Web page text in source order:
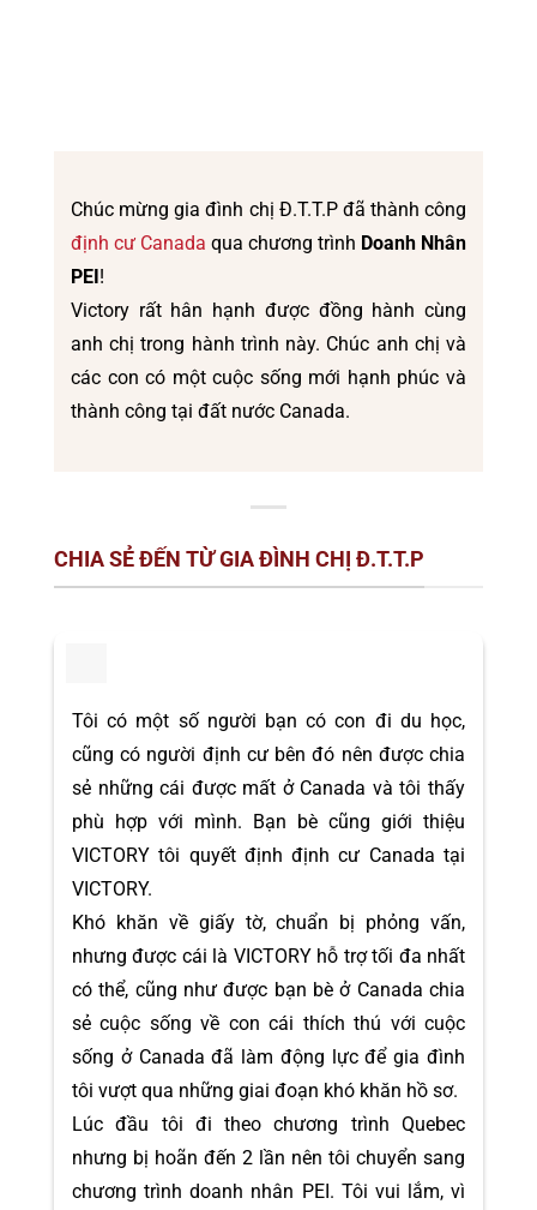
Chúc mừng gia đình chị Đ.T.T.P đã thành công
định cư Canada qua chương trình Doanh Nhân
PEI !
Victory rất hân hạnh được đồng hành cùng
anh chị trong hành trình này. Chúc anh chị và
các con có một cuộc sống mới hạnh phúc và
thành công tại đất nước Canada.
CHIA SẺ ĐẾN TỪ GIA ĐÌNH CHỊ Đ.T.T.P
Tôi có một số người bạn có con đi du học,
cũng có người định cư bên đó nên được chia
sẻ những cái được mất ở Canada và tôi thấy
phù hợp với mình. Bạn bè cũng giới thiệu
VICTORY tôi quyết định định cư Canada tại
VICTORY.
Khó khăn về giấy tờ, chuẩn bị phỏng vấn,
nhưng được cái là VICTORY hỗ trợ tối đa nhất
có thể, cũng như được bạn bè ở Canada chia
sẻ cuộc sống về con cái thích thú với cuộc
sống ở Canada đã làm động lực để gia đình
tôi vượt qua những giai đoạn khó khăn hồ sơ.
Lúc đầu tôi đi theo chương trình Quebec
nhưng bị hoãn đến 2 lần nên tôi chuyển sang
chương trình doanh nhân PEI. Tôi vui lắm, vì